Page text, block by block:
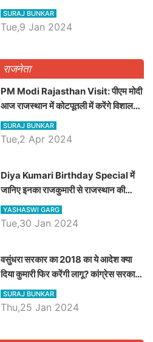
कौन होगा दावेदार
SURAJ BUNKAR
Tue,9 Jan 2024
राजनेता
PM Modi Rajasthan Visit: पीएम मोदी
आज राजस्थान में कोटपूतली में करेंगे विशाल
रैली, एक सभा से 8 सीटों पर साधेगें निशाना
SURAJ BUNKAR
Tue,2 Apr 2024
Diya Kumari Birthday Special में
जानिए इनका राजकुमारी से राजस्थान की
डिप्टी सीएम बनने तक का सफर, एक क्लिक में
जाने पूरा जीवन परिचय
YASHASWI GARG
Tue,30 Jan 2024
वसुंधरा सरकार का 2018 का ये आदेश क्या
दिया कुमारी फिर करेंगी लागू? कांग्रेस सरकार
ने किया था निरस्त
SURAJ BUNKAR
Thu,25 Jan 2024